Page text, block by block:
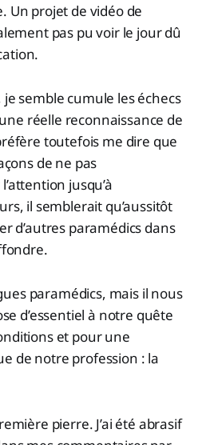
Un projet de vidéo de
pas pu voir le jour dû
semble cumule les échecs
réelle reconnaissance de
toutefois me dire que
de ne pas
jusqu’à
il semblerait qu’aussitôt
d’autres paramédics dans
paramédics, mais il nous
d’essentiel à notre quête
et pour une
de notre profession : la
pierre. J’ai été abrasif